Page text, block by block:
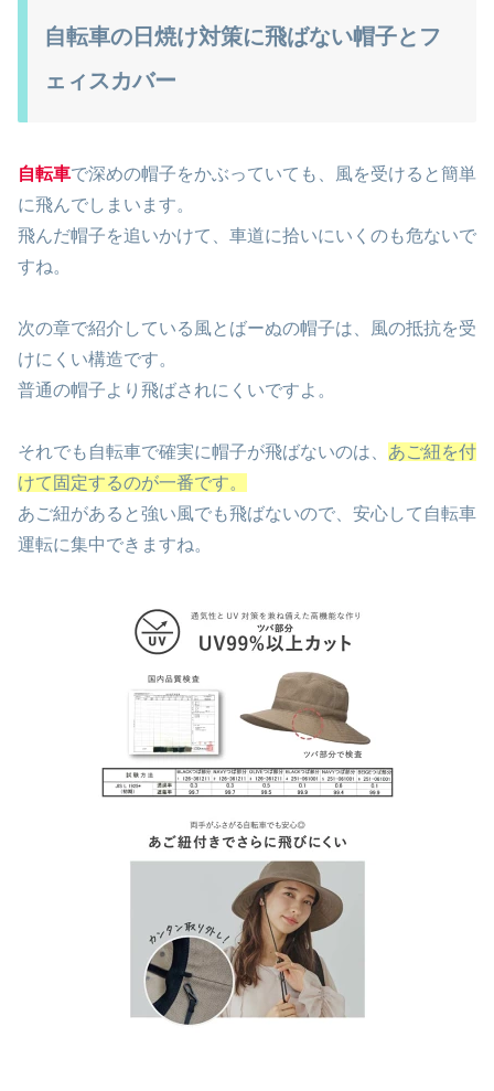
自転車の日焼け対策に飛ばない帽子とフ
ェィスカバー
自転車で深めの帽子をかぶっていても、風を受けると簡単
に飛んでしまいます。
飛んだ帽子を追いかけて、車道に拾いにいくのも危ないで
すね。
次の章で紹介している風とばーぬの帽子は、風の抵抗を受
けにくい構造です。
普通の帽子より飛ばされにくいですよ。
それでも自転車で確実に帽子が飛ばないのは、 あご紐を付
けて固定するのが一番です。
あご紐があると強い風でも飛ばないので、安心して自転車
運転に集中できますね。